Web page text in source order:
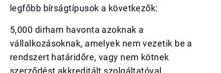
legfőbb bírságtípusok a következők:
5,000 dirham havonta azoknak a
vállalkozásoknak, amelyek nem vezetik be a
rendszert határidőre, vagy nem kötnek
szerződést akkreditált szolgáltatóval.